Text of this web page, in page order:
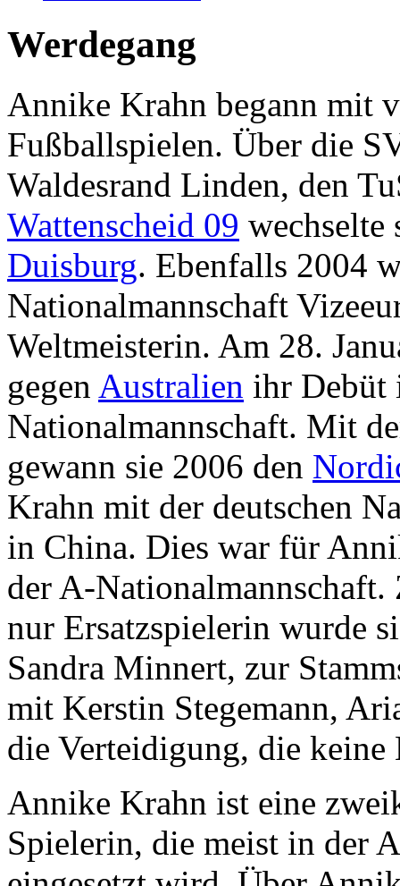
Werdegang
Annike Krahn begann mit
Fußballspielen. Über die
Waldesrand Linden, den
Wattenscheid 09
Duisburg. Ebenfalls 2004
Nationalmannschaft
Weltmeisterin. Am 28.
gegen Australien ihr Debüt
Nationalmannschaft. Mit
gewann sie 2006 den
Krahn mit der deutschen
in China. Dies war für
der A-
nur Ersatzspielerin wurde
Sandra Minnert, zur
mit Kerstin Stegemann,
die Verteidigung, die
Annike Krahn ist eine
Spielerin, die meist in der